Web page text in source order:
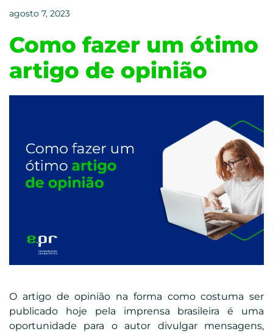
agosto 7, 2023
Como fazer um ótimo
artigo de opinião
O artigo de opinião na forma como costuma ser
publicado hoje pela imprensa brasileira é uma
oportunidade para o autor divulgar mensagens,